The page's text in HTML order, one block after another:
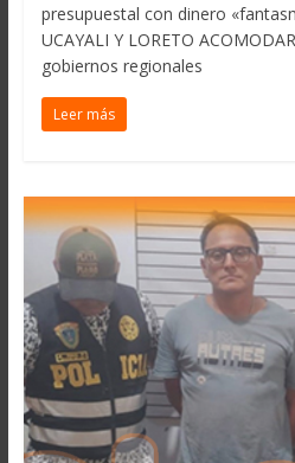
presupuestal con dinero
UCAYALI Y LORETO
gobiernos regionales
Leer más